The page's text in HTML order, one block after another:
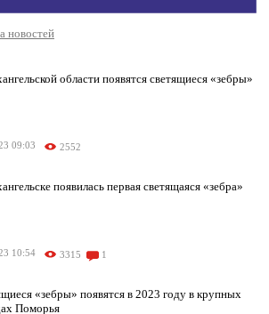
новостей
области появятся светящиеся «зебры»
09:03 2552
появилась первая светящаяся «зебра»
10:54 3315 1
«зебры» появятся в 2023 году в крупных
Поморья